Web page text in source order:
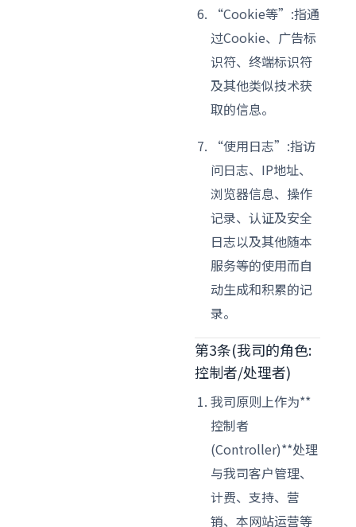
“Cookie等”:指通
过Cookie、广告标
识符、终端标识符
及其他类似技术获
取的信息。
“使用日志”:指访
问日志、IP地址、
浏览器信息、操作
记录、认证及安全
日志以及其他随本
服务等的使用而自
动生成和积累的记
录。
第3条(我司的角色:
控制者/处理者)
我司原则上作为**
控制者
(Controller)**处理
与我司客户管理、
计费、支持、营
销、本网站运营等